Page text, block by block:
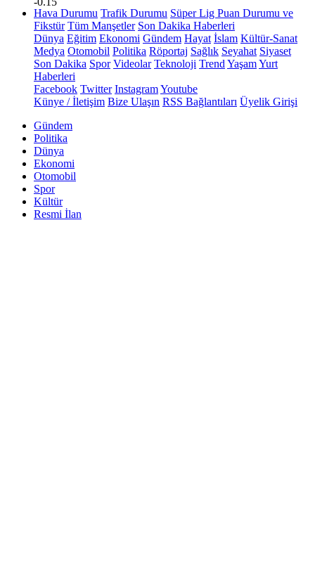
Hava Durumu Trafik Durumu Süper Lig Puan Durumu ve
Fikstür Tüm Manşetler Son Dakika Haberleri
Dünya Eğitim Ekonomi Gündem Hayat İslam Kültür-Sanat
Medya Otomobil Politika Röportaj Sağlık Seyahat Siyaset
Son Dakika Spor Videolar Teknoloji Trend YaşamYurt
Haberleri
Facebook Twitter InstagramYoutube
Künye / İletişim Bize Ulaşın RSS Bağlantıları Üyelik Girişi
Gündem
Politika
Dünya
Ekonomi
Otomobil
Spor
Kültür
Resmi İlan